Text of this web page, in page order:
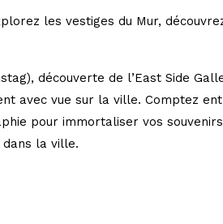
les vestiges du Mur,
découverte de l’East Side
avec vue sur la ville. Comptez
pour immortaliser vos
la ville.